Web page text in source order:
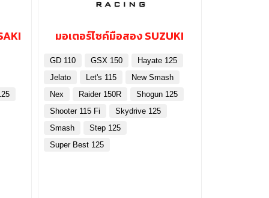
มอเตอร์ไซค์มือสอง SUZUKI
GD 110 GSX 150
Hayate 125
Jelato
Let's 115
New Smash
Nex
Raider 150R
Shogun 125
Shooter 115 Fi
Skydrive 125
Smash
Step 125
Super Best 125